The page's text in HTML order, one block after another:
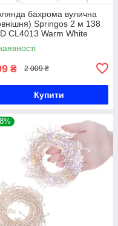
бахрома вулична
Springos 2 м 138
CL4013 Warm White
₴ 2 009 ₴
Купити